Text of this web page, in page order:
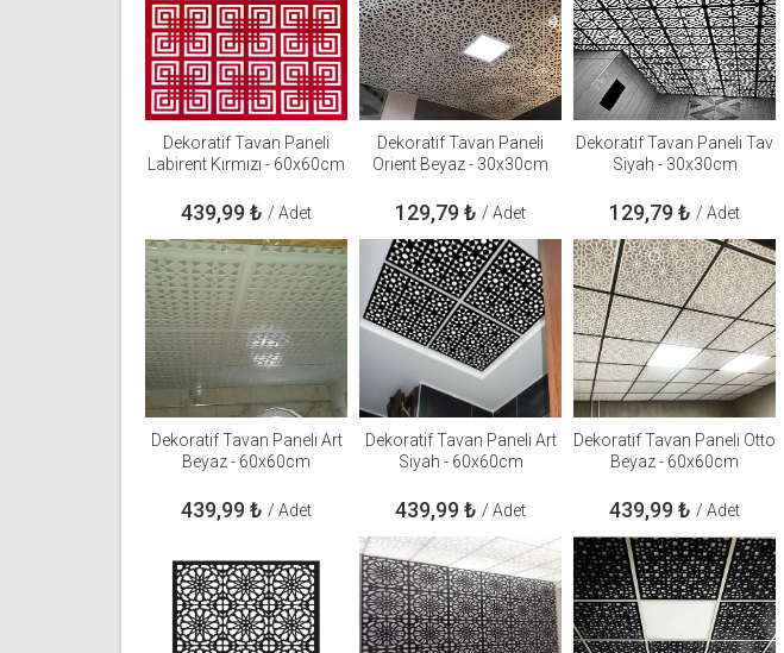
Dekoratif Tavan Paneli
Labirent Kırmızı - 60x60cm
439,99₺ / Adet
Dekoratif Tavan Paneli
Orient Beyaz - 30x30cm
129,79₺ / Adet
Dekoratif Tavan Paneli Tav
Siyah - 30x30cm
129,79₺ / Adet
Dekoratif Tavan Paneli Art
Beyaz - 60x60cm
439,99₺ / Adet
Dekoratif Tavan Paneli Art
Siyah - 60x60cm
439,99₺ / Adet
Dekoratif Tavan Paneli Otto
Beyaz - 60x60cm
439,99₺ / Adet